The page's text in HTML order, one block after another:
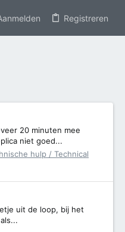
Registreren
20 minuten mee
niet goed...
hulp / Technical
uit de loop, bij het